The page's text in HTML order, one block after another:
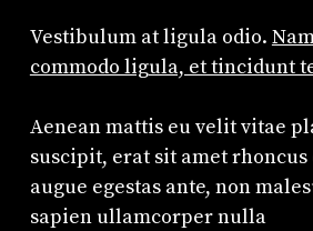
Vestibulum at ligula odio.
commodo ligula, et tincidunt
Aenean mattis eu velit vitae
suscipit, erat sit amet
augue egestas ante, non
sapien ullamcorper nulla